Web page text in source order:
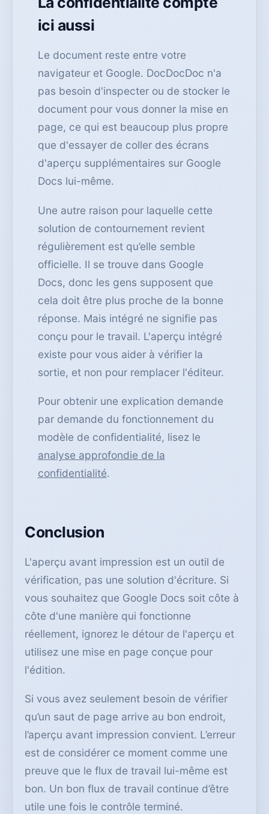
ici aussi
Le document reste entre votre
navigateur et Google. DocDocDoc n'a
pas besoin d'inspecter ou de stocker le
document pour vous donner la mise en
page, ce qui est beaucoup plus propre
que d'essayer de coller des écrans
d'aperçu supplémentaires sur Google
Docs lui-même.
Une autre raison pour laquelle cette
solution de contournement revient
régulièrement est qu’elle semble
officielle. Il se trouve dans Google
Docs, donc les gens supposent que
cela doit être plus proche de la bonne
réponse. Mais intégré ne signifie pas
conçu pour le travail. L'aperçu intégré
existe pour vous aider à vérifier la
sortie, et non pour remplacer l'éditeur.
Pour obtenir une explication demande
par demande du fonctionnement du
modèle de confidentialité, lisez le
analyse approfondie de la
confidentialité.
Conclusion
L'aperçu avant impression est un outil de
vérification, pas une solution d'écriture. Si
vous souhaitez que Google Docs soit côte à
côte d'une manière qui fonctionne
réellement, ignorez le détour de l'aperçu et
utilisez une mise en page conçue pour
l'édition.
Si vous avez seulement besoin de vérifier
qu’un saut de page arrive au bon endroit,
l’aperçu avant impression convient. L’erreur
est de considérer ce moment comme une
preuve que le flux de travail lui-même est
bon. Un bon flux de travail continue d’être
utile une fois le contrôle terminé.